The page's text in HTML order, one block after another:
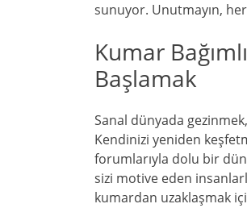
sunuyor. Unutmayın,
Kumar
Başlamak
Sanal dünyada
Kendinizi yeniden
forumlarıyla dolu bir
sizi motive eden
kumardan uzaklaşmak